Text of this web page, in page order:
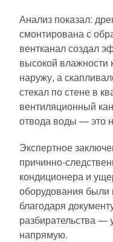
Анализ показал:
смонтирована с
вентканал создал
высокой влажности
наружу, а
стекал по стене в
вентиляционный
отвода воды — это
Экспертное
причинно-
кондиционера и
оборудования
благодаря
разбирательства —
напрямую.